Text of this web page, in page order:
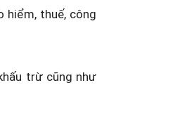
hiểm, thuế, công
trừ cũng như